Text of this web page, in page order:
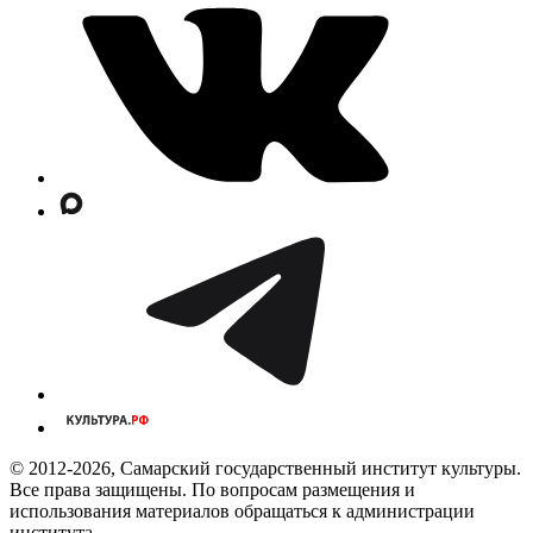
© 2012-2026, Самарский государственный институт культуры.
Все права защищены. По вопросам размещения и
использования материалов обращаться к администрации